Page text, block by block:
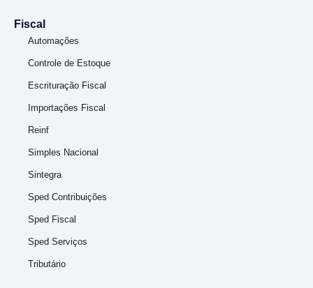
Fiscal
Automações
Controle de Estoque
Escrituração Fiscal
Importações Fiscal
Reinf
Simples Nacional
Sintegra
Sped Contribuições
Sped Fiscal
Sped Serviços
Tributário